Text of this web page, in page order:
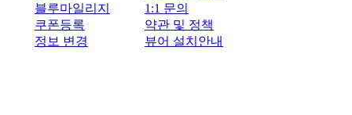
블루마일리지
쿠폰등록
정보 변경
1:1 문의
약관 및 정책
뷰어 설치안내